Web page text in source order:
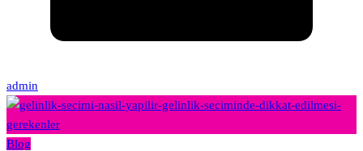
admin
Blog